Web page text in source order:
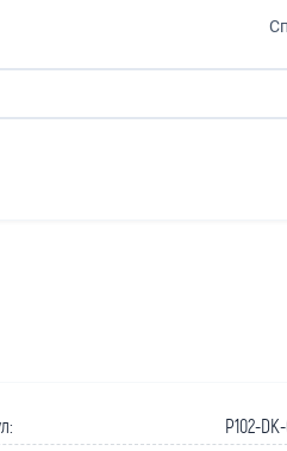
P102-